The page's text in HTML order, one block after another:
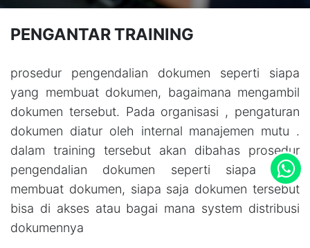
PENGANTAR TRAINING
prosedur pengendalian dokumen seperti siapa
yang membuat dokumen, bagaimana mengambil
dokumen tersebut. Pada organisasi , pengaturan
dokumen diatur oleh internal manajemen mutu .
dalam training tersebut akan dibahas prosedur
pengendalian dokumen seperti siapa yang
membuat dokumen, siapa saja dokumen tersebut
bisa di akses atau bagai mana system distribusi
dokumennya